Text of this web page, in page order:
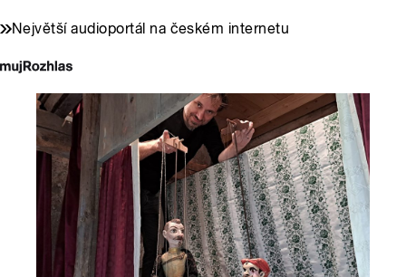
Největší audioportál na českém internetu